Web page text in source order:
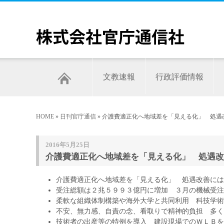
文教速報 行政評価情報
HOME » 日刊官庁通信 » 介護費適正化へ地域差を「見える化」 処
2016年5月25日
介護費適正化へ地域差を「見える化」 処遇
介護費適正化へ地域差を「見える化」 処遇改善に
受注総額は２兆５９９３億円に増加 ３月の機械受
柔軟な組織体制構築や海外大学と共同利用 科技学
不安、無力感、自責の念、看取りで精神的負担 多
技術者の出産等の特例を導入 建設現場でのＷＬＢ